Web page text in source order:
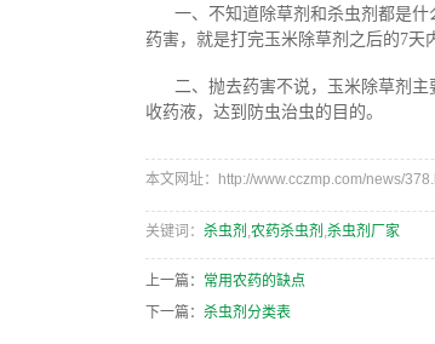
一、不知道除草剂和杀虫剂都是
药害，就是打完玉米除草剂之后的7天
二、抛去药害不说，玉米除草剂
收药液，达到防虫治虫的目的。
本文网址：http://www.cczmp.com/news/
关键词： 杀虫剂 ,农药杀虫剂 ,杀虫剂厂家
上一篇： 常用农药的缺点
下一篇： 杀虫剂分类表